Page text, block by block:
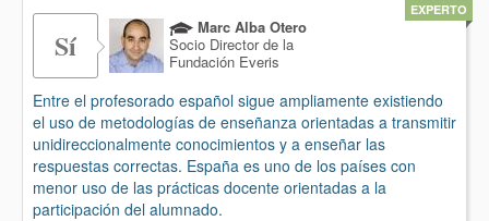
Sí
Marc Alba Otero
Socio Director de la
Fundación Everis
Entre el profesorado español sigue ampliamente existiendo
el uso de metodologías de enseñanza orientadas a transmitir
unidireccionalmente conocimientos y a enseñar las
respuestas correctas. España es uno de los países con
menor uso de las prácticas docente orientadas a la
participación del alumnado.
EXPERTO